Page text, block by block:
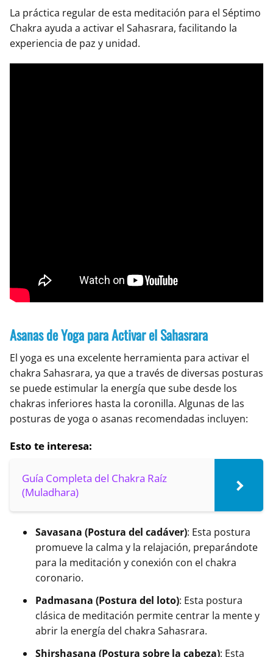
La práctica regular de esta meditación para el Séptimo
Chakra ayuda a activar el Sahasrara, facilitando la
experiencia de paz y unidad.
Asanas de Yoga para Activar el Sahasrara
El yoga es una excelente herramienta para activar el
chakra Sahasrara, ya que a través de diversas posturas
se puede estimular la energía que sube desde los
chakras inferiores hasta la coronilla. Algunas de las
posturas de yoga o asanas recomendadas incluyen:
Esto te interesa:
Guía Completa del Chakra Raíz
(Muladhara)
Savasana (Postura del cadáver): Esta postura
promueve la calma y la relajación, preparándote
para la meditación y conexión con el chakra
coronario.
Padmasana (Postura del loto): Esta postura
clásica de meditación permite centrar la mente y
abrir la energía del chakra Sahasrara.
Shirshasana (Postura sobre la cabeza): Esta